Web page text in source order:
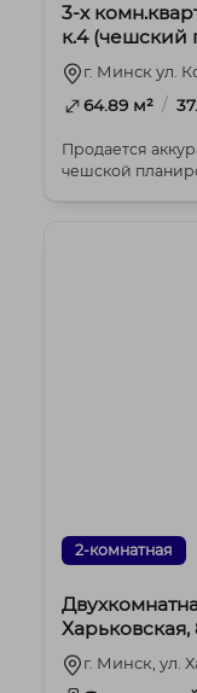
3-х
к.4 (чешский
г. Минск ул.
64.89 м² /
Продается
чешской
2-комнатная
Харьковская,
г. Минск, ул.